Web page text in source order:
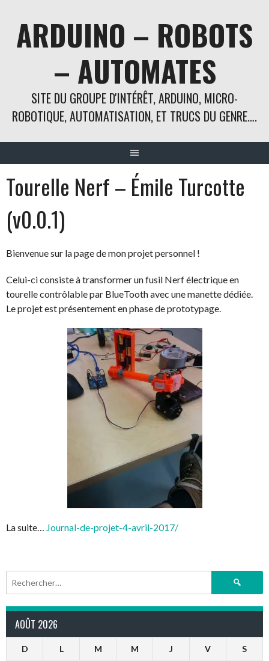
contenuARDUINO – ROBOTS
– AUTOMATES
SITE DU GROUPE D'INTÉRÊT, ARDUINO, MICRO-
ROBOTIQUE, AUTOMATISATION, ET TRUCS DU GENRE….
Tourelle Nerf – Émile Turcotte
(v0.0.1)
Bienvenue sur la page de mon projet personnel !
Celui-ci consiste à transformer un fusil Nerf électrique en
tourelle contrôlable par BlueTooth avec une manette dédiée.
Le projet est présentement en phase de prototypage.
La suite… Journal-de-projet-4-avril-2017/
Rechercher :
AOÛT 2026
D L M M J V S